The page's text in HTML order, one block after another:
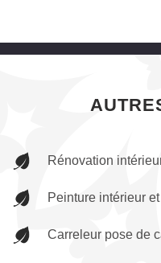
Rénovation
Peinture intérieur
Carreleur pose de